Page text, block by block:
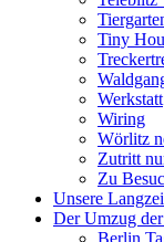
Tiny
Werkstatt
Wiring
Wörlitz
Zutritt
Zu
Unsere
Der Umzug